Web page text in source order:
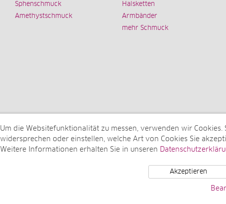
Sphenschmuck
Amethystschmuck
Halsketten
Armbänder
mehr Schmuck
© Juwelo Deutschland GmbH (ein Tochterunternehmen der elumeo SE)
Um die Websitefunktionalität zu messen, verwenden wir
widersprechen oder einstellen, welche Art von Cookies Sie
Weitere Informationen erhalten Sie in unseren
Akzeptieren